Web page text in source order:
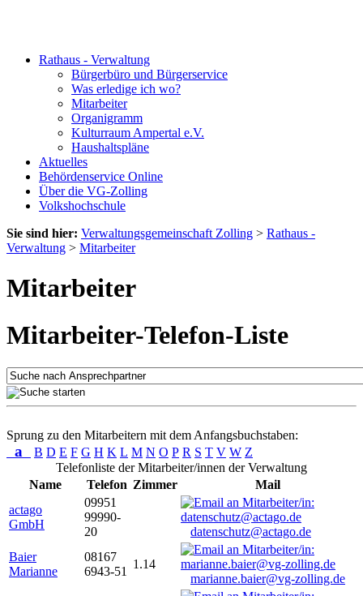
Rathaus - Verwaltung
Bürgerbüro und Bürgerservice
Was erledige ich wo?
Mitarbeiter
Organigramm
Kulturraum Ampertal e.V.
Haushaltspläne
Aktuelles
Behördenservice Online
Über die VG-Zolling
Volkshochschule
Sie sind hier: Verwaltungsgemeinschaft Zolling > Rathaus -
Verwaltung > Mitarbeiter
Mitarbeiter
Mitarbeiter-Telefon-Liste
Sprung zu den Mitarbeitern mit dem Anfangsbuchstaben:
a B D E F G H K L M N O P R S T V W Z
Telefonliste der Mitarbeiter/innen der Verwaltung
Name
Telefon Zimmer
Mail
actago
GmbH
09951
99990-
20
datenschutz@actago.de
Baier
Marianne
08167
6943-51
1.14
marianne.baier@vg-zolling.de